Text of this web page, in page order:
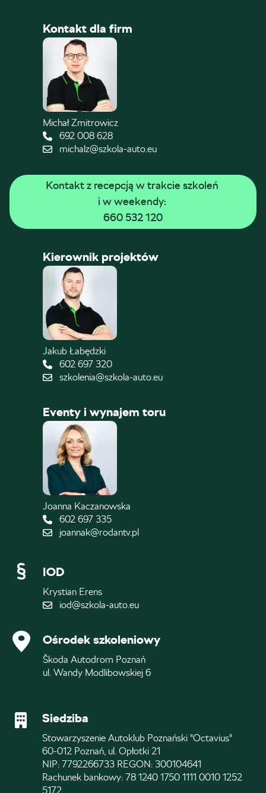
Kontakt dla firm
Michał Zmitrowicz
692 008 628
michalz@szkola-auto.eu
Kontakt z recepcją w trakcie szkoleń
i w weekendy:
660 532 120
Kierownik projektów
Jakub Łabędzki
602 697 320
szkolenia@szkola-auto.eu
Eventy i wynajem toru
Joanna Kaczanowska
602 697 335
joannak@rodantv.pl
IOD
Krystian Erens
iod@szkola-auto.eu
Ośrodek szkoleniowy
Škoda Autodrom Poznań
ul. Wandy Modlibowskiej 6
Siedziba
Stowarzyszenie Autoklub Poznański "Octavius"
60-012 Poznań, ul. Opłotki 21
NIP: 7792266733 REGON: 300104641
Rachunek bankowy: 78 1240 1750 1111 0010 1252
5172